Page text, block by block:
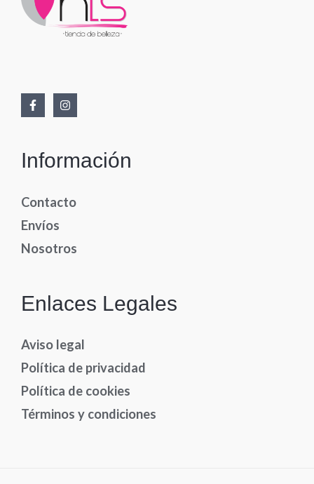
Información
Contacto
Envíos
Nosotros
Enlaces Legales
Aviso legal
Política de privacidad
Política de cookies
Términos y condiciones